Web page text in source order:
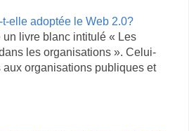
elle adoptée le Web 2.0?
un livre blanc intitulé « Les
les organisations ». Celui-
aux organisations publiques et